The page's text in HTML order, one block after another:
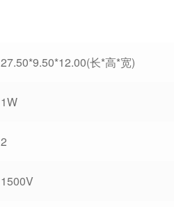
27.50*9.50*12.00(长*高*宽)
1W
2
1500V